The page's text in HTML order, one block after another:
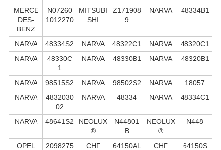
MERCE
DES-
BENZ
N07260
1012270
MITSUBI
SHI
Z171908
9
NARVA 48334B1
NARVA 48334S2 NARVA 48322С1 NARVA
48320C1
NARVA
48330C
1
NARVA 48330B1 NARVA 48320B1
NARVA 98515S2 NARVA 98502S2 NARVA
18057
NARVA
4832030
02
NARVA 48334 NARVA 48334C1
NARVA 48641S2
NEOLUX
®
N44801
B
NEOLUX
®
N448
OPEL 2098275 СНГ
64150AL
СНГ
64150S